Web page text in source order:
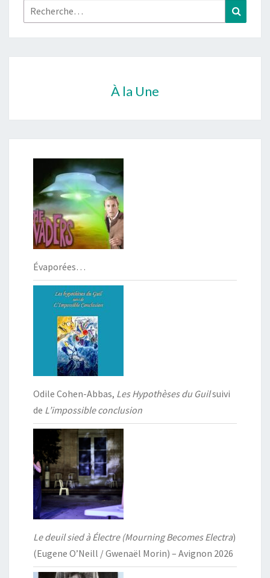
Rechercher :
À la Une
Évaporées…
Odile Cohen-Abbas, Les Hypothèses du Guilsuivi
de L’impossible conclusion
Le deuil sied à Électre (Mourning Becomes Electra)
(Eugene O’Neill / Gwenaël Morin) – Avignon 2026